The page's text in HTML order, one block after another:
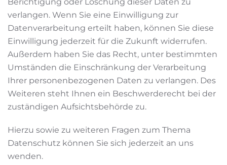
verlangen. Wenn Sie eine Einwilligung zur
Datenverarbeitung erteilt haben, können Sie diese
Einwilligung jederzeit für die Zukunft widerrufen.
Außerdem haben Sie das Recht, unter bestimmten
Umständen die Einschränkung der Verarbeitung
Ihrer personenbezogenen Daten zu verlangen. Des
Weiteren steht Ihnen ein Beschwerderecht bei der
zuständigen Aufsichtsbehörde zu.
Hierzu sowie zu weiteren Fragen zum Thema
Datenschutz können Sie sich jederzeit an uns
wenden.